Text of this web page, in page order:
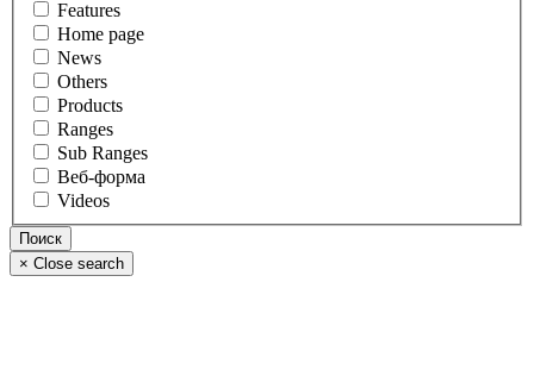
Features
Home page
News
Others
Products
Ranges
Sub Ranges
Веб-форма
Videos
× Close search